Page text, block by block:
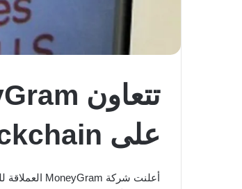
على blockchain
أعلنت شركة MoneyGram العملاقة للمدفوعات التقليدية عبر الحدود عن العمل مع شبكة Stellar